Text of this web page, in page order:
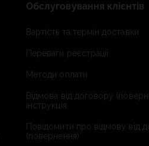
Обслуговування клієнтів
Вартість та термін доставки
Переваги реєстрації
Методи оплати
Відмова від договору
інструкція
Повідомити про відмову від
(повернення)